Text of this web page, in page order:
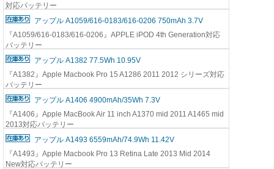
対応バッテリー
アップル A1059/616-0183/616-0206 750mAh 3.7V
『A1059/616-0183/616-0206』APPLE iPOD 4th Generation対応
バッテリー
アップル A1382 77.5Wh 10.95V
『A1382』Apple Macbook Pro 15 A1286 2011 2012 シリーズ対応
バッテリー
アップル A1406 4900mAh/35Wh 7.3V
『A1406』Apple MacBook Air 11 inch A1370 mid 2011 A1465 mid
2013対応バッテリー
アップル A1493 6559mAh/74.9Wh 11.42V
『A1493』Apple Macbook Pro 13 Retina Late 2013 Mid 2014
New対応バッテリー